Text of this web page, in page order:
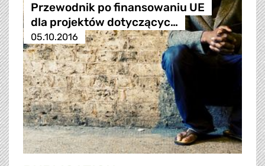
Przewodnik po finansowaniu UE
dla projektów dotyczącyc…
05.10.2016